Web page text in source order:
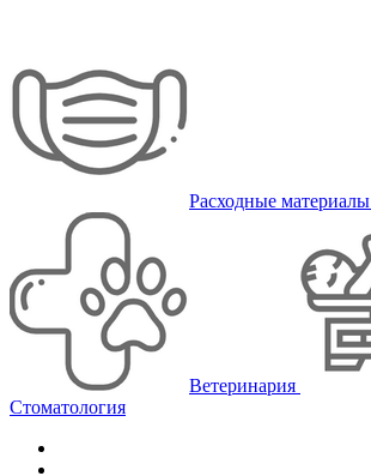
Расходные материалы
Ветеринария
Стоматология